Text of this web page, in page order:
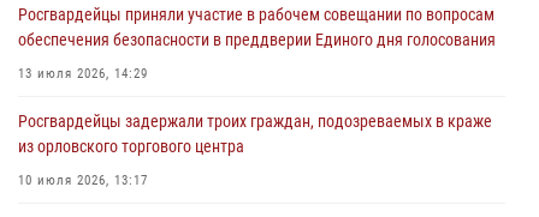
предоставлении госуслуг
Росгвардейцы приняли участие в рабочем совещании по вопросам
обеспечения безопасности в преддверии Единого дня голосования
13 июля 2026, 14:29
Росгвардейцы задержали троих граждан, подозреваемых в краже
из орловского торгового центра
10 июля 2026, 13:17